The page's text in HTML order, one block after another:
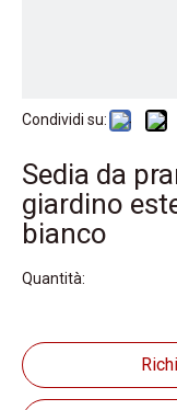
Condividi su:
Sedia da
giardino
bianco
Quantità: